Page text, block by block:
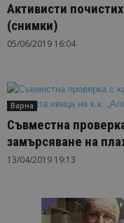
Активисти
(снимки)
05/06/2019 16:04
Варна
Съвместна
замърсяване на
13/04/2019 19:13